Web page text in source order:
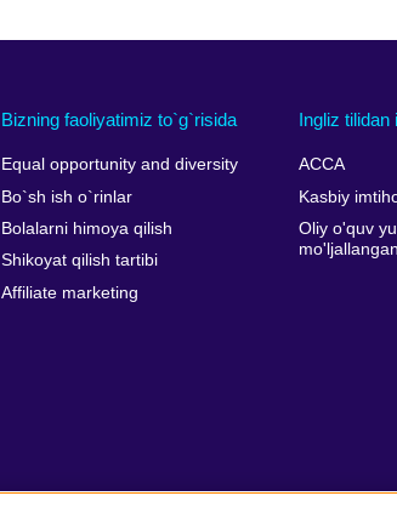
Bizning faoliyatimiz to`g`risida
Equal opportunity and diversity
Bo`sh ish o`rinlar
Bolalarni himoya qilish
Shikoyat qilish tartibi
Affiliate marketing
Ingliz tilidan
ACCA
Kasbiy
Oliy o'quv